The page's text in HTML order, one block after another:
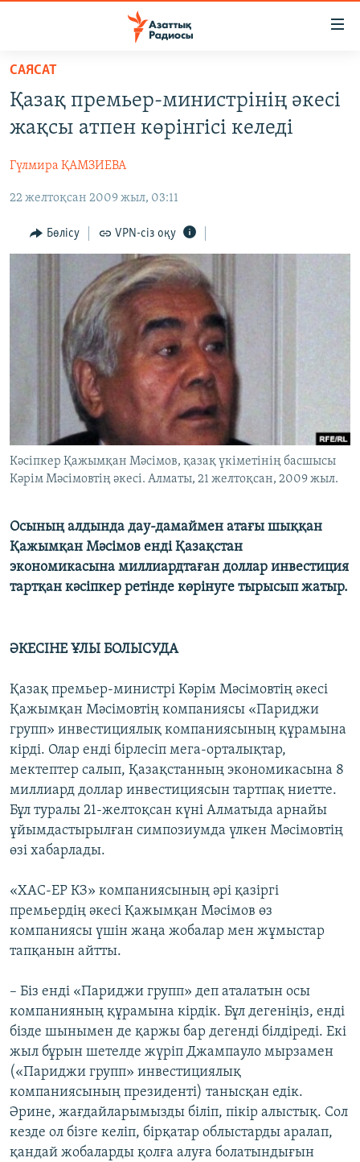
Skip
main
content
to
Navigation
САЯСАТ
ҚАҢТАР ОҚИҒАСЫ
АДАМ ҚҰҚЫҚТАРЫ
ӘЛЕУМЕТ
АРНАЙЫ ЖОБАЛАР
Русский
ЖАЗЫЛЫҢЫЗ
Басқа тілдерде
САЯСАТ
Қазақ премьер-министрінің әкесі
жақсы атпен көрінгісі келеді
Гүлмира ҚАМЗИЕВА
22 желтоқсан 2009 жыл, 03:11
Бөлісу VPN-сіз оқу
Кәсіпкер Қажымқан Мәсімов, қазақ үкіметінің басшысы
Кәрім Мәсімовтің әкесі. Алматы, 21 желтоқсан, 2009 жыл.
Осының алдында дау-дамаймен атағы шыққан
Қажымқан Мәсімов енді Қазақстан
экономикасына миллиардтаған доллар инвестиция
тартқан кәсіпкер ретінде көрінуге тырысып жатыр.
ӘКЕСІНЕ ҰЛЫ БОЛЫСУДА
Қазақ премьер-министрі Кәрім Мәсімовтің әкесі
Қажымқан Мәсімовтің компаниясы «Париджи
групп» инвестициялық компаниясының құрамына
кірді. Олар енді бірлесіп мега-орталықтар,
мектептер салып, Қазақстанның экономикасына 8
миллиард доллар инвестициясын тартпақ ниетте.
Бұл туралы 21-желтоқсан күні Алматыда арнайы
ұйымдастырылған симпозиумда үлкен Мәсімовтің
өзі хабарлады.
«ХАC-ЕР КЗ» компаниясының әрі қазіргі
премьердің әкесі Қажымқан Мәсімов өз
компаниясы үшін жаңа жобалар мен жұмыстар
тапқанын айтты.
– Біз енді «Париджи групп» деп аталатын осы
компанияның құрамына кірдік. Бұл дегеніңіз, енді
бізде шынымен де қаржы бар дегенді білдіреді. Екі
жыл бұрын шетелде жүріп Джампауло мырзамен
(«Париджи групп» инвестициялық
компаниясының президенті) танысқан едік.
Әрине, жағдайларымызды біліп, пікір алыстық. Сол
кезде ол бізге келіп, бірқатар облыстарды аралап,
қандай жобаларды қолға алуға болатындығын